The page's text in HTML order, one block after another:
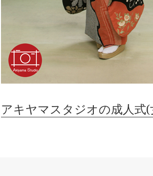
アキヤマスタジオの成人式